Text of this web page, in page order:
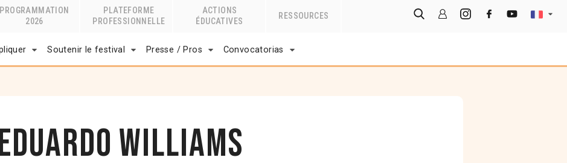
PROGRAMMATION
2026
PLATEFORME
PROFESSIONNELLE
ACTIONS
ÉDUCATIVES
RESSOURCES
Soutenir le festival Presse / Pros Convocatorias
Williams